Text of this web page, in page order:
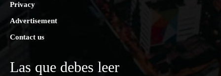
Privacy
Advertisement
Contact us
Las que debes leer